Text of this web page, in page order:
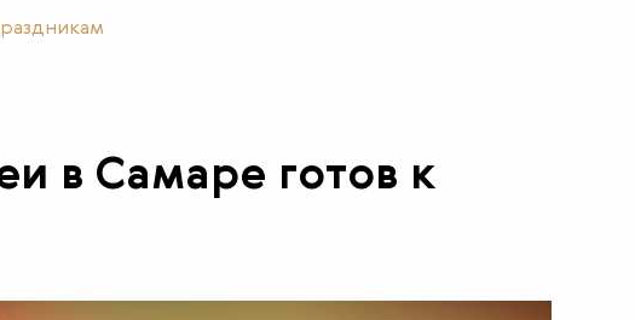
в Самаре готов к